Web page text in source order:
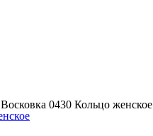
Восковка 0430 Кольцо женское